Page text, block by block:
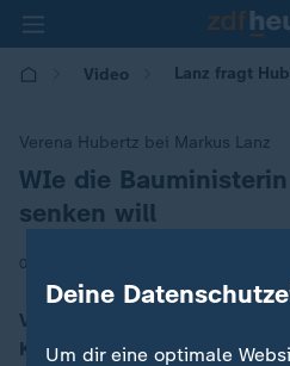
Video Lanz fragt
Verena Hubertz bei Markus Lanz
:
WIe die
senken will
05.06.2025 | 10:13
Verena Hubertz (SPD) erklärt
Kosten für den
Deine
Um dir eine optimale